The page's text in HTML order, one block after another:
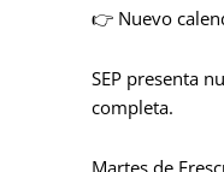
👉 Nuevo
SEP presenta
completa.